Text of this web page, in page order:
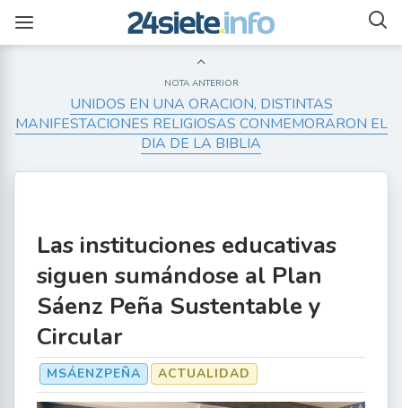
NOTA ANTERIOR
UNIDOS EN UNA ORACION, DISTINTAS
MANIFESTACIONES RELIGIOSAS CONMEMORARON EL
DIA DE LA BIBLIA
Las instituciones educativas
siguen sumándose al Plan
Sáenz Peña Sustentable y
Circular
MSÁENZPEÑA ACTUALIDAD